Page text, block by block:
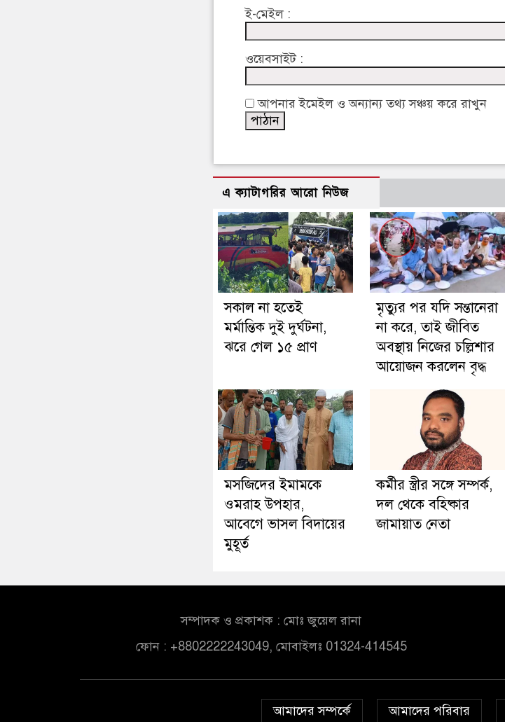
ই-মেইল :
ওয়েবসাইট :
আপনার ইমেইল ও অন্যান্য তথ্য সঞ্চয় করে রাখুন
এ ক্যাটাগরির আরো নিউজ
সকাল না হতেই
মর্মান্তিক দুই দুর্ঘটনা,
ঝরে গেল ১৫ প্রাণ
মৃত্যুর পর যদি সন্তানেরা
না করে, তাই জীবিত
অবস্থায় নিজের চল্লিশার
আয়োজন করলেন বৃদ্ধ
মসজিদের ইমামকে
ওমরাহ উপহার,
আবেগে ভাসল বিদায়ের
মুহূর্ত
কর্মীর স্ত্রীর সঙ্গে সম্পর্ক,
দল থেকে বহিষ্কার
জামায়াত নেতা
সম্পাদক ও প্রকাশক : মোঃ জুয়েল রানা
ফোন : +8802222243049, মোবাইলঃ 01324-414545
আমাদের সম্পর্কে আমাদের পরিবার